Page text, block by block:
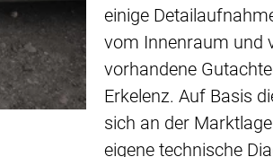
einige
vom Innenraum und
vorhandene
Erkelenz. Auf Basis
sich an der
eigene technische